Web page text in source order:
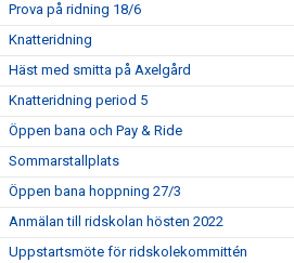
Prova på ridning 18/6
Knatteridning
Häst med smitta på Axelgård
Knatteridning period 5
Öppen bana och Pay & Ride
Sommarstallplats
Öppen bana hoppning 27/3
Anmälan till ridskolan hösten 2022
Uppstartsmöte för ridskolekommittén